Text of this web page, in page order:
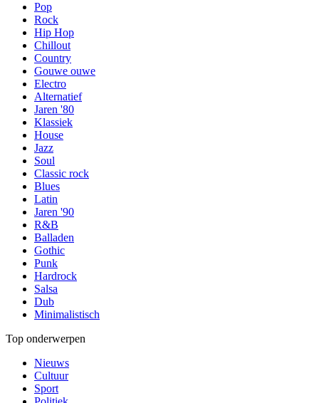
Pop
Rock
Hip Hop
Chillout
Country
Gouwe ouwe
Electro
Alternatief
Jaren '80
Klassiek
House
Jazz
Soul
Classic rock
Blues
Latin
Jaren '90
R&B
Balladen
Gothic
Punk
Hardrock
Salsa
Dub
Minimalistisch
Top onderwerpen
Nieuws
Cultuur
Sport